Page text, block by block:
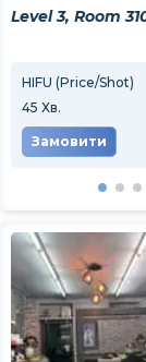
HIFU (Price/Shot)
45 Хв.
Замовити